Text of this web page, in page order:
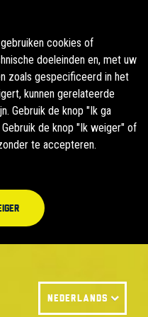
cookies of
doeleinden en, met uw
zoals gespecificeerd in het
kunnen gerelateerde
Gebruik de knop "Ik ga
de knop "Ik weiger" of
te accepteren.
NEDERLANDS